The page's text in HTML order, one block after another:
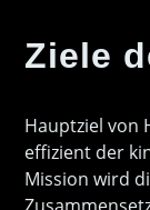
Ziele
Hauptziel von
effizient der
Mission wird